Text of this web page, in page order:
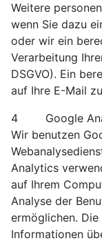
Weitere
wenn Sie dazu
oder wir ein
Verarbeitung
DSGVO). Ein
auf Ihre E-Mail
4 Google
Wir benutzen
Analytics
auf Ihrem
Analyse der
ermöglichen.
Informationen